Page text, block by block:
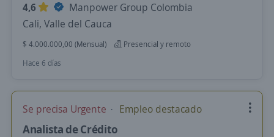
4,6
Manpower Group Colombia
Cali, Valle del Cauca
$ 4.000.000,00 (Mensual)
Presencial y remoto
Hace 6 días
Se precisa Urgente Empleo destacado
Analista de Crédito